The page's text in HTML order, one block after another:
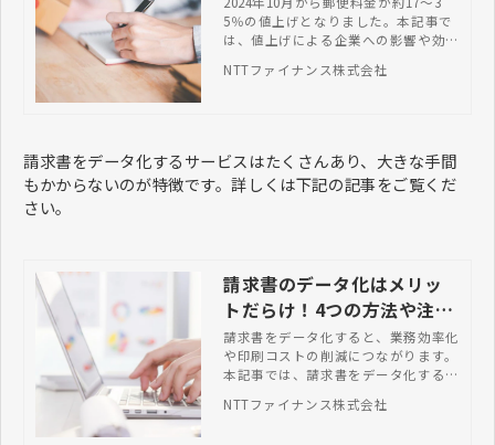
ト削減
5％の値上げとなりました。本記事で
は、値上げによる企業への影響や効果
NTTファイナンス株式会社
​​​​​​​請求書をデータ化するサービスはたくさんあり、大きな手間
もかからないのが特徴です。詳しくは下記の記事をご覧くだ
さい。
請求書のデータ化はメリッ
トだらけ！4つの方法や注意
点を総まとめ
請求書をデータ化すると、業務効率化
や印刷コストの削減につながります。
本記事では、請求書をデータ化するメ
などを解説します。
NTTファイナンス株式会社